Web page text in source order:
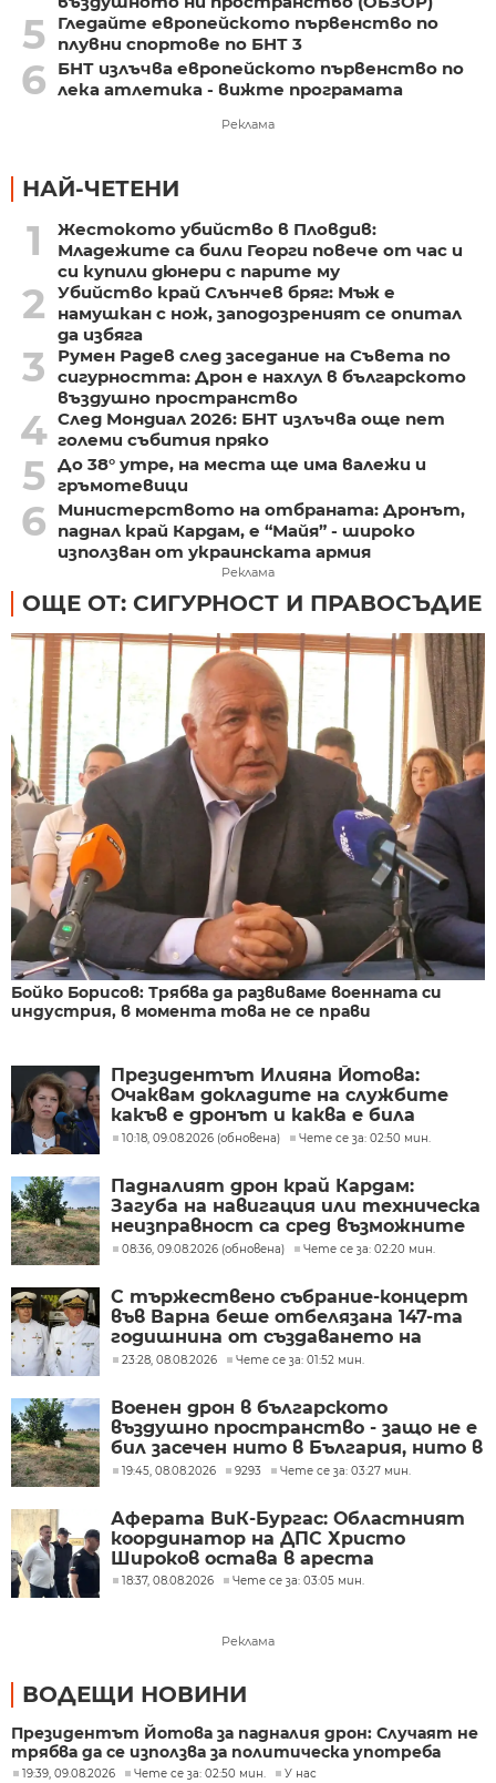
5
Гледайте европейското първенство по
плувни спортове по БНТ 3
6
БНТ излъчва европейското първенство по
лека атлетика - вижте програмата
Реклама
НАЙ-ЧЕТЕНИ
1
Жестокото убийство в Пловдив:
Младежите са били Георги повече от час и
си купили дюнери с парите му
2
Убийство край Слънчев бряг: Мъж е
намушкан с нож, заподозреният се опитал
да избяга
3
Румен Радев след заседание на Съвета по
сигурността: Дрон е нахлул в българското
въздушно пространство
4 След Мондиал 2026: БНТ излъчва още пет
големи събития пряко
5 До 38° утре, на места ще има валежи и
гръмотевици
6
Министерството на отбраната: Дронът,
паднал край Кардам, е “Майя” - широко
използван от украинската армия
Реклама
ОЩЕ ОТ: СИГУРНОСТ И ПРАВОСЪДИЕ
Бойко Борисов: Трябва да развиваме военната си
индустрия, в момента това не се прави
Президентът Илияна Йотова:
Очаквам докладите на службите
какъв е дронът и каква е била
неговата роля
10:18, 09.08.2026 (обновена) Чете се за: 02:50 мин.
Падналият дрон край Кардам:
Загуба на навигация или техническа
неизправност са сред възможните
причини
08:36, 09.08.2026 (обновена) Чете се за: 02:20 мин.
С тържествено събрание-концерт
във Варна беше отбелязана 147-та
годишнина от създаването на
Военноморските сили
23:28, 08.08.2026 Чете се за: 01:52 мин.
Военен дрон в българското
въздушно пространство - защо не е
бил засечен нито в България, нито в
Румъния?
19:45, 08.08.2026 9293 Чете се за: 03:27 мин.
Аферата ВиК-Бургас: Областният
координатор на ДПС Христо
Широков остава в ареста
18:37, 08.08.2026 Чете се за: 03:05 мин.
Реклама
ВОДЕЩИ НОВИНИ
Президентът Йотова за падналия дрон: Случаят не
трябва да се използва за политическа употреба
19:39, 09.08.2026 Чете се за: 02:50 мин. У нас